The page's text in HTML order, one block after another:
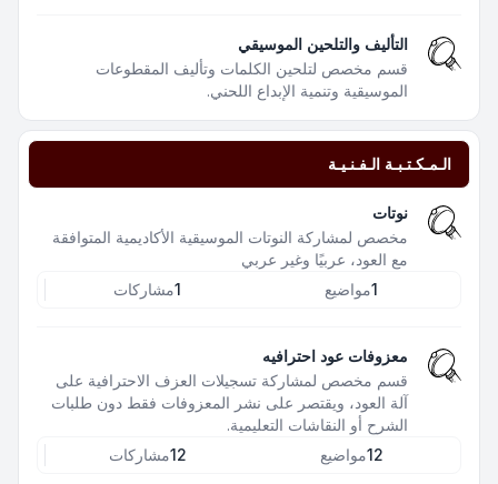
التأليف والتلحين الموسيقي
قسم مخصص لتلحين الكلمات وتأليف المقطوعات
الموسيقية وتنمية الإبداع اللحني.
الـمـكـتـبـة الـفـنـيـة
نوتات
مخصص لمشاركة النوتات الموسيقية الأكاديمية المتوافقة
مع العود، عربيًا وغير عربي
1مواضيع 1مشاركات
معزوفات عود احترافيه
قسم مخصص لمشاركة تسجيلات العزف الاحترافية على
آلة العود، ويقتصر على نشر المعزوفات فقط دون طلبات
الشرح أو النقاشات التعليمية.
12مواضيع 12مشاركات